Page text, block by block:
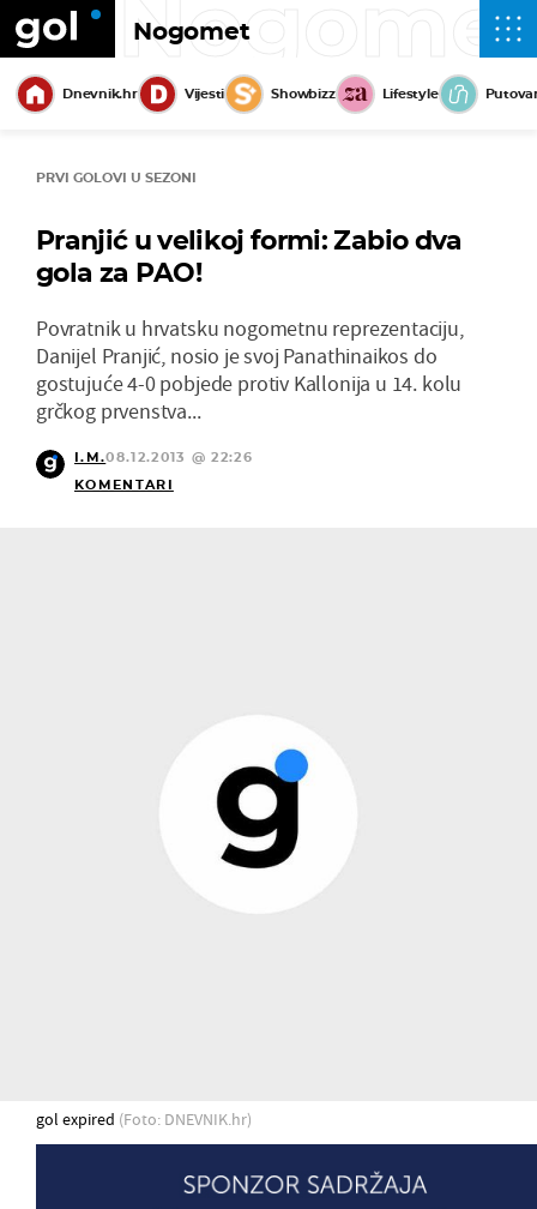
Nogomet
Dnevnik.hr Vijesti Showbizz Lifestyle
PRVI GOLOVI U SEZONI
Pranjić u velikoj formi: Zabio dva
gola za PAO!
Povratnik u hrvatsku nogometnu reprezentaciju,
Danijel Pranjić, nosio je svoj Panathinaikos do
gostujuće 4-0 pobjede protiv Kallonija u 14. kolu
grčkog prvenstva...
I.M.08.12.2013 @ 22:26
KOMENTARI
gol expired (Foto: DNEVNIK.hr)